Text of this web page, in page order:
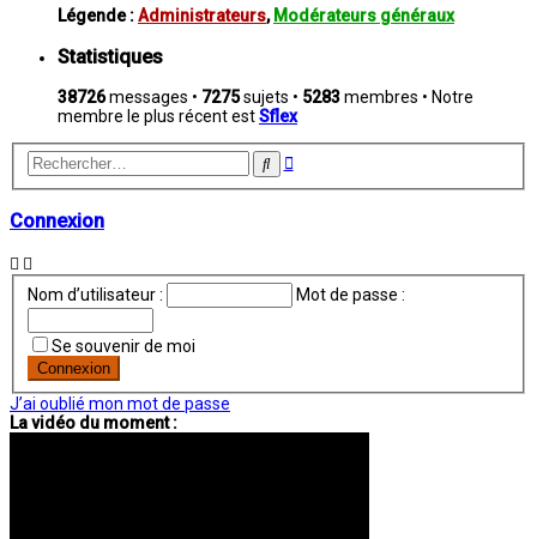
Légende :Administrateurs, Modérateurs généraux
Statistiques
38726messages • 7275sujets • 5283membres • Notre
membre le plus récent estSflex
Rechercher
Recherche
Connexion
Nom d’utilisateur : Mot de passe :
Se souvenir de moi
J’ai oublié mon mot de passe
La vidéo du moment :